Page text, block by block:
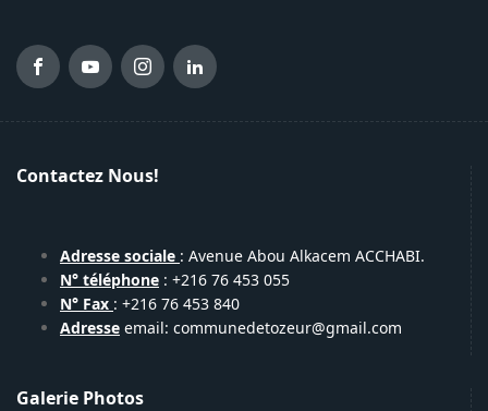
Contactez Nous!
Adresse sociale : Avenue Abou Alkacem ACCHABI.
N° téléphone : +216 76 453 055
N° Fax : +216 76 453 840
Adresse email: communedetozeur@gmail.com
Galerie Photos